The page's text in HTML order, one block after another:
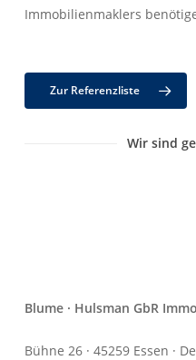
Immobilienmaklers
Zur Referenzliste
Wir sind
Blume · Hulsman GbR
Bühne 26 · 45259 Essen ·